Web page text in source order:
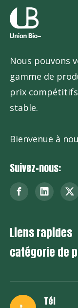
Nous pouvons
gamme de
prix
stable.
Bienvenue à
Suivez-nous:
Liens rapides
catégorie de
Tél